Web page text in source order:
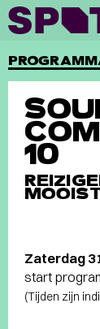
10
Zaterdag
start
(Tijden zijn